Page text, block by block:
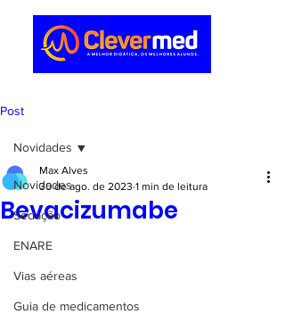
Post
Novidades
Sedação
ENARE
Vias aéreas
Guia de medicamentos
Novidades
Bevacizumabe
Max Alves
30 de ago. de 2023 1 min de leitura